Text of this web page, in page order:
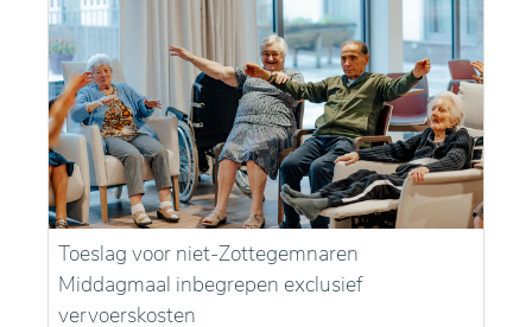
Toeslag voor niet-Zottegemnaren
Middagmaal inbegrepen exclusief
vervoerskosten